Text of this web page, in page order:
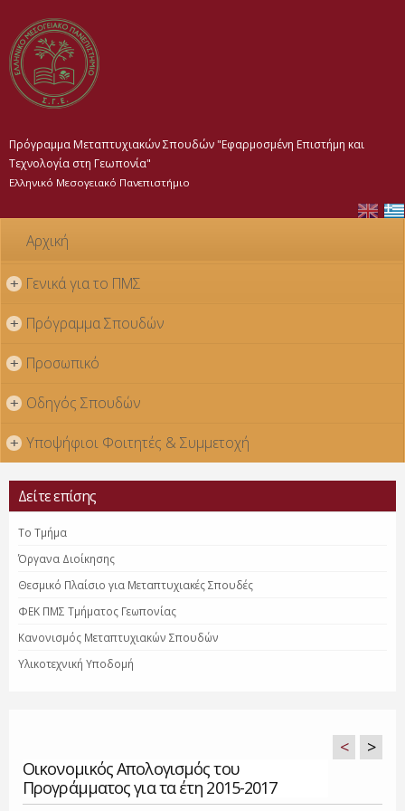
Πρόγραμμα Μεταπτυχιακών Σπουδών "Εφαρμοσμένη Επιστήμη και
Τεχνολογία στη Γεωπονία"
Ελληνικό Μεσογειακό Πανεπιστήμιο
Αρχική
+ Γενικά για το ΠΜΣ
+ Πρόγραμμα Σπουδών
+ Προσωπικό
+ Οδηγός Σπουδών
+ Υποψήφιοι Φοιτητές & Συμμετοχή
Δείτε επίσης
Το Τμήμα
Όργανα Διοίκησης
Θεσμικό Πλαίσιο για Μεταπτυχιακές Σπουδές
ΦΕΚ ΠΜΣ Τμήματος Γεωπονίας
Κανονισμός Μεταπτυχιακών Σπουδών
Υλικοτεχνική Υποδομή
Οικονομικός Απολογισμός του
Προγράμματος για τα έτη 2015-2017
< >